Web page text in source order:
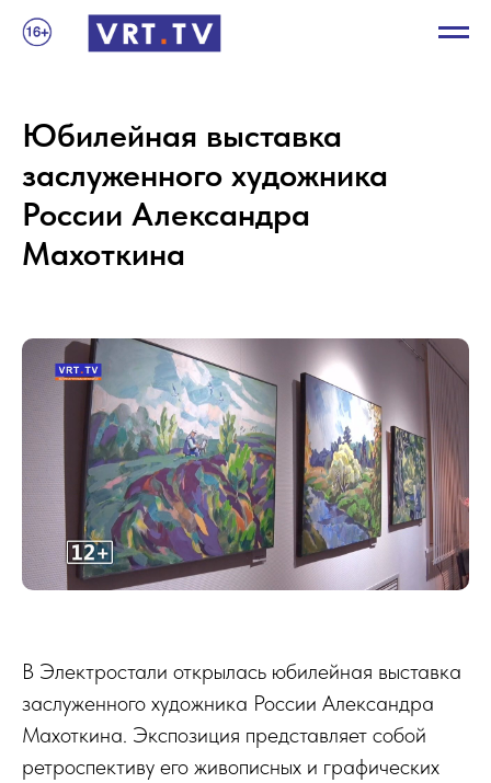
Юбилейная выставка
заслуженного художника
России Александра
Махоткина
В Электростали открылась юбилейная выставка
заслуженного художника России Александра
Махоткина. Экспозиция представляет собой
ретроспективу его живописных и графических